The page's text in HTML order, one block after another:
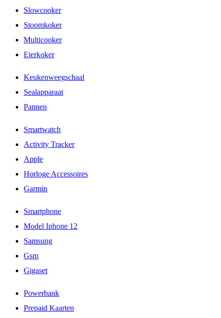
Slowcooker
Stoomkoker
Multicooker
Eierkoker
Keukenweegschaal
Sealapparaat
Pannen
Smartwatch
Activity Tracker
Apple
Horloge Accessoires
Garmin
Smartphone
Model Iphone 12
Samsung
Gsm
Gigaset
Powerbank
Prepaid Kaarten